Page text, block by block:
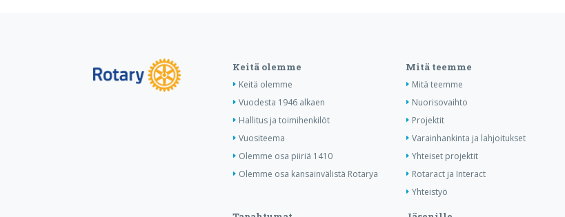
Keitä olemme
Keitä olemme
Vuodesta 1946 alkaen
Hallitus ja toimihenkilöt
Vuositeema
Olemme osa piiriä 1410
Olemme osa kansainvälistä Rotarya
Mitä teemme
Mitä teemme
Nuorisovaihto
Projektit
Varainhankinta ja lahjoitukset
Yhteiset projektit
Rotaract ja Interact
Yhteistyö